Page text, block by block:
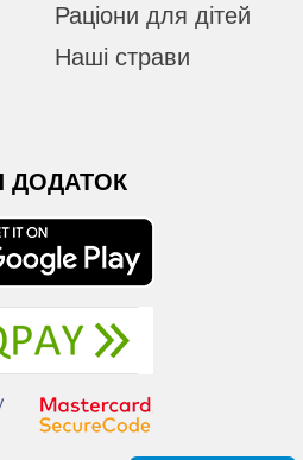
Раціони для дітей
Наші страви
ДОДАТОК